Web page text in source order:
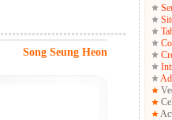
Song Seung Heon